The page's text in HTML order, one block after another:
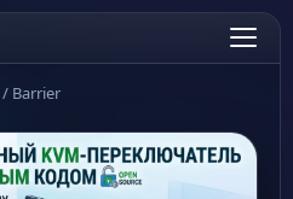
/ Barrier